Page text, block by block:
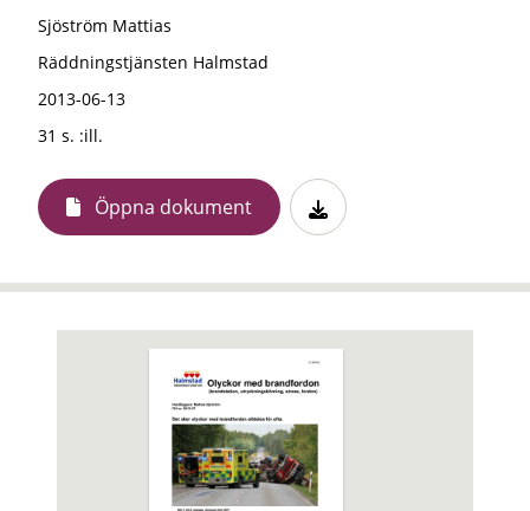
Sjöström Mattias
Räddningstjänsten Halmstad
2013-06-13
31 s. :ill.
Öppna dokument